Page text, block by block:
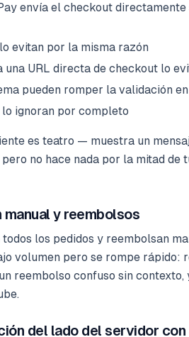
envía el checkout
evitan por la misma razón
URL directa de checkout lo
pueden romper la validación
ignoran por completo
es teatro — muestra un
no hace nada por la mitad de
manual y reembolsos
los pedidos y reembolsan
volumen pero se rompe rápido:
reembolso confuso sin
del lado del servidor